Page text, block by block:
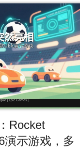
Rocket
演示游戏，多